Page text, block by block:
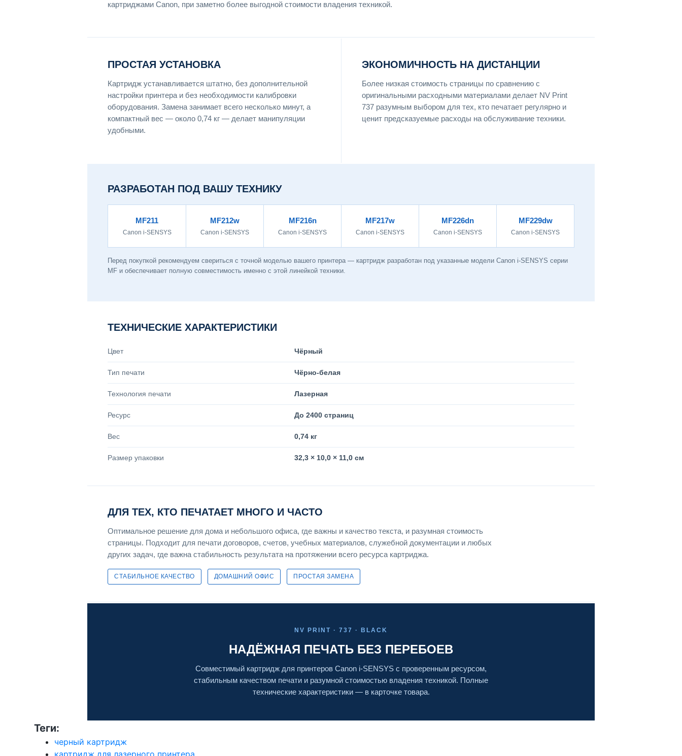
картриджами Canon, при заметно более выгодной стоимости владения техникой.
ПРОСТАЯ УСТАНОВКА
Картридж устанавливается штатно, без дополнительной
настройки принтера и без необходимости калибровки
оборудования. Замена занимает всего несколько минут, а
компактный вес — около 0,74 кг — делает манипуляции
удобными.
ЭКОНОМИЧНОСТЬ НА ДИСТАНЦИИ
Более низкая стоимость страницы по сравнению с
оригинальными расходными материалами делает NV Print
737 разумным выбором для тех, кто печатает регулярно и
ценит предсказуемые расходы на обслуживание техники.
РАЗРАБОТАН ПОД ВАШУ ТЕХНИКУ
MF211
Canon i-SENSYS
MF212w
Canon i-SENSYS
MF216n
Canon i-SENSYS
MF217w
Canon i-SENSYS
MF226dn
Canon i-SENSYS
MF229dw
Canon i-SENSYS
Перед покупкой рекомендуем свериться с точной моделью вашего принтера — картридж разработан под указанные модели Canon i-SENSYS серии
MF и обеспечивает полную совместимость именно с этой линейкой техники.
ТЕХНИЧЕСКИЕ ХАРАКТЕРИСТИКИ
Цвет Чёрный
Тип печати Чёрно-белая
Технология печати Лазерная
Ресурс До 2400 страниц
Вес 0,74 кг
Размер упаковки 32,3 × 10,0 × 11,0 см
ДЛЯ ТЕХ, КТО ПЕЧАТАЕТ МНОГО И ЧАСТО
Оптимальное решение для дома и небольшого офиса, где важны и качество текста, и разумная стоимость
страницы. Подходит для печати договоров, счетов, учебных материалов, служебной документации и любых
других задач, где важна стабильность результата на протяжении всего ресурса картриджа.
СТАБИЛЬНОЕ КАЧЕСТВО ДОМАШНИЙ ОФИС ПРОСТАЯ ЗАМЕНА
NV PRINT · 737 · BLACK
НАДЁЖНАЯ ПЕЧАТЬ БЕЗ ПЕРЕБОЕВ
Совместимый картридж для принтеров Canon i-SENSYS с проверенным ресурсом,
стабильным качеством печати и разумной стоимостью владения техникой. Полные
технические характеристики — в карточке товара.
Теги:
черный картридж